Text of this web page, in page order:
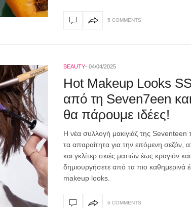
5 COMMENTS
BEAUTY 04/04/2025
Hot Makeup Looks
από τη Seven7een
θα πάρουμε ιδέες!
Η νέα συλλογή μακιγιάζ της Seventeen
τα απαραίτητα για την επόμενη σεζόν,
και γκλίτερ σκιές ματιών έως κραγιόν
δημιουργήσετε από τα πιο καθημερινά
makeup looks.
6 COMMENTS